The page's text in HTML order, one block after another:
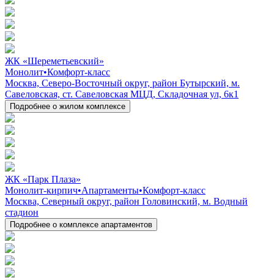
ЖК «Шереметьевский»
Монолит•Комфорт-класс
Москва, Северо-Восточный округ, район Бутырский, м.
Савеловская, ст. Савеловская МЦД, Складочная ул, 6к1
Подробнее о жилом комплексе
ЖК «Парк Плаза»
Монолит-кирпич•Апартаменты•Комфорт-класс
Москва, Северный округ, район Головинский, м. Водный
стадион
Подробнее о комплексе апартаментов